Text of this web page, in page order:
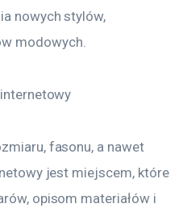
nowych stylów,
modowych.
fasonu, a nawet
jest miejscem, które
opisom materiałów i